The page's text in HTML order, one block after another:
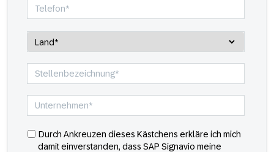
Durch Ankreuzen dieses Kästchens erkläre ich mich
damit einverstanden, dass SAP Signavio meine